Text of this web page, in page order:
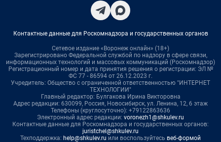
Контактные данные для Роскомнадзора и государственных органов
Сетевое издание «Воронеж онлайн» (18+)
Зарегистрировано Федеральной службой по надзору в сфере связи,
информационных технологий и массовых коммуникаций (Роскомнадзор)
Регистрационный номер и дата принятия решения о регистрации: ЭЛ №
ФС 77 - 86594 от 26.12.2023 г.
Учредитель: Общество с ограниченной ответственностью "ИНТЕРНЕТ
ТЕХНОЛОГИИ"
Главный редактор: Булгакова Ирина Викторовна
Адрес редакции: 630099, Россия, Новосибирск, ул. Ленина, 12, 6 этаж
Телефоны (круглосуточно): +79122863636
Электронный адрес редакции: voronezh1@shkulev.ru
Контактные данные для Роскомнадзора и государственных органов:
juristchel@shkulev.ru
Техподдержка: help@shkulev.ru или воспользуйтесь веб-формой